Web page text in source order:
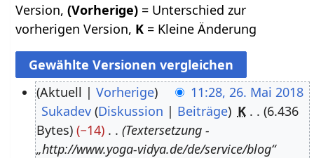
Version,(Vorherige) = Unterschied zur
vorherigen Version, K = Kleine Änderung
Aktuell Vorherige
11:28, 26. Mai 2018
Sukadev Diskussion Beiträge K
6.436
Bytes
−14
Textersetzung -
„http://www.yoga-vidya.de/de/service/blog“